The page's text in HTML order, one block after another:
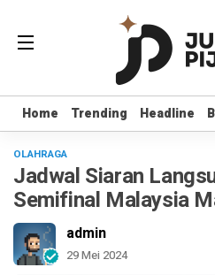
Home Trending Headline
Home Trending Headline
OLAHRAGA
Jadwal Siaran
Semifinal Malaysia
admin
29 Mei 2024